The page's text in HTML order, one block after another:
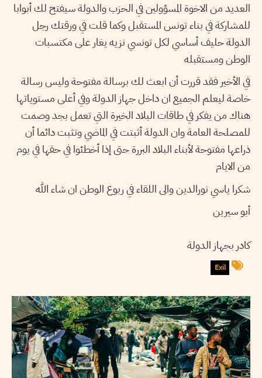
العديد من الاخوة المسؤولين في الحزب والدولة سيفتح لك أبوابا
للمشاركة في بناء تونس المستقبل وكما قلت في ورقتك رجل
الدولة حليف أساسي لكل تونسي نزيه يغار على مكتسبات
الوطن ومستقبله
في الأخير فقد قررت أن ابعث لك برسالة مفتوحة وليس رسالة
خاصة ليعلم الجميع ان داخل جهاز الدولة وفي أعلى مستوياتها
هناك من يفكر في طاقات البلاد الخيرة التي تعمل بجد وصمت
للمصلحة العامة وان الدولة أثبتت في الماضي وتثبت دائما أن
ذراعها مفتوحة لأبناء البلاد البررة حتى إذا أخطئوا في حقها في يوم
من الايام
شكرا ياسي نورالدين والى اللقاء في ربوع الوطن ان شاء الله
أبو سيرين
كادر بجهاز الدولة
Exil